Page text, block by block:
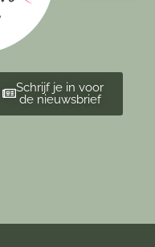
Schrijf je in voor
de nieuwsbrief